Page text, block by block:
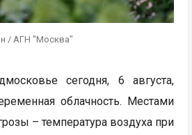
/ АГН "Москва"
сегодня, 6 августа,
облачность. Местами
– температура воздуха при